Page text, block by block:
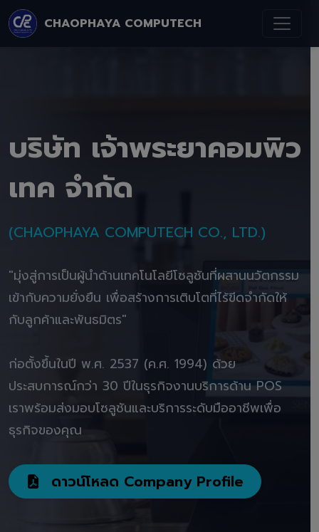
CHAOPHAYA COMPUTECH
บริษัท เจ้าพระยาคอมพิว
เทค จำกัด
(CHAOPHAYA COMPUTECH CO., LTD.)
"มุ่งสู่การเป็นผู้นำด้านเทคโนโลยีโซลูชันที่ผสานนวัตกรรม
เข้ากับความยั่งยืน เพื่อสร้างการเติบโตที่ไร้ขีดจำกัดให้
กับลูกค้าและพันธมิตร"
ก่อตั้งขึ้นในปี พ.ศ. 2537 (ค.ศ. 1994) ด้วย
ประสบการณ์กว่า 30 ปีในธุรกิจงานบริการด้าน POS
เราพร้อมส่งมอบโซลูชันและบริการระดับมืออาชีพเพื่อ
ธุรกิจของคุณ
ดาวน์โหลด Company Profile